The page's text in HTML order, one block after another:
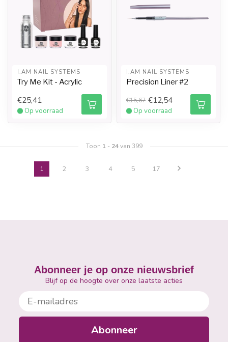
I.AM NAIL SYSTEMS
Try Me Kit - Acrylic
€25,41
Op voorraad
I.AM NAIL SYSTEMS
Precision Liner #2
€15,67 €12,54
Op voorraad
Toon 1- 24van 399
1 2 3 4 5 17
Abonneer je op onze nieuwsbrief
Blijf op de hoogte over onze laatste acties
E-mailadres
Abonneer